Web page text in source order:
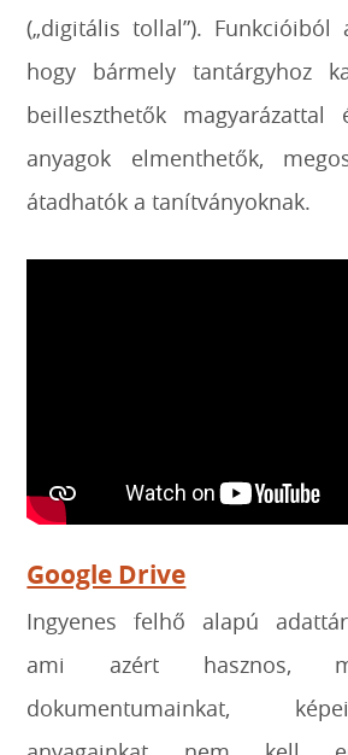
(„digitális tollal”). Funkcióiból
hogy bármely tantárgyhoz
beilleszthetők
anyagok elmenthetők,
átadhatók a tanítványoknak.
Google Drive
Ingyenes felhő alapú
ami azért hasznos,
dokumentumainkat,